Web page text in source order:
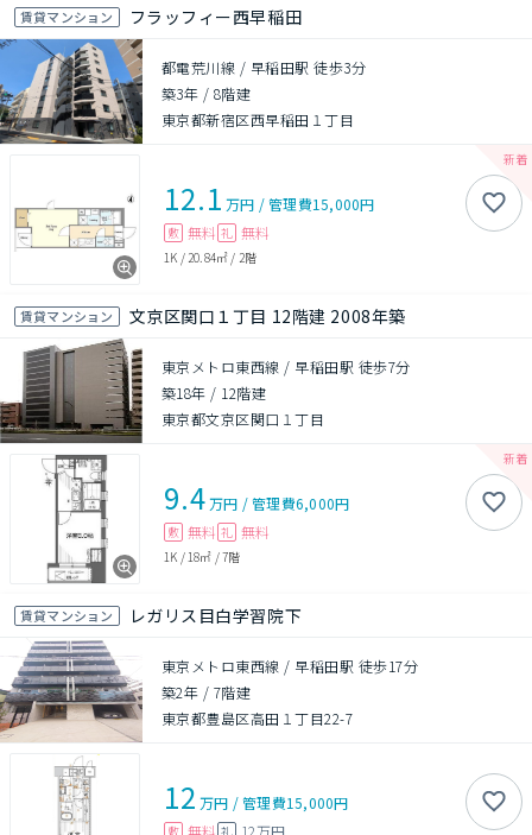
賃貸マンション フラッフィー西早稲田
都電荒川線 / 早稲田駅 徒歩3分
築3年 / 8階建
東京都新宿区西早稲田１丁目
12.1 万円 /管理費15,000円
敷 無料 礼 無料
1K / 20.84㎡ / 2階
賃貸マンション 文京区関口１丁目 12階建 2008年築
東京メトロ東西線 / 早稲田駅 徒歩7分
築18年 / 12階建
東京都文京区関口１丁目
9.4万円 /管理費6,000円
敷 無料 礼 無料
1K / 18㎡ /7階
賃貸マンション レガリス目白学習院下
東京メトロ東西線 / 早稲田駅 徒歩17分
築2年 / 7階建
東京都豊島区高田１丁目22-7
12 万円 /管理費15,000円
敷 無料 礼 12万円